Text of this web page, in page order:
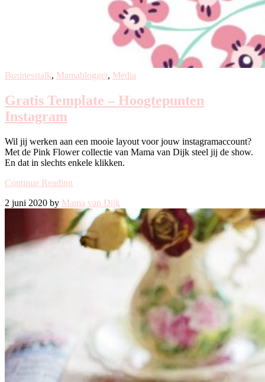
Businesstalk, Mamablogger, Media
Gratis Template – Hoogtepunten
Instagram
Wil jij werken aan een mooie layout voor jouw instagramaccount?
Met de Pink Flower collectie van Mama van Dijk steel jij de show.
En dat in slechts enkele klikken.
Continue Reading
2 juni 2020 by Mama van Dijk